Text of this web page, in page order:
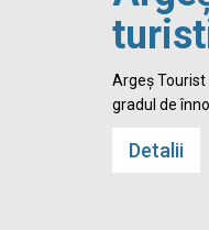
Argeș
gradul de
Detalii